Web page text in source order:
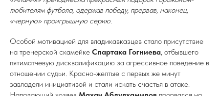
любителям футбола, одержав победу, прервав, наконец,
«черную» проигрышную серию.
Особой мотивацией для владикавказцев стало присутствие
на тренерской скамейке Спартака Гогниева, отбывшего
пятиматчевую дисквалификацию за агрессивное поведение в
отношении судьи. Красно-желтые с первых же минут
завладели инициативой и стали искать счастья в атаке.